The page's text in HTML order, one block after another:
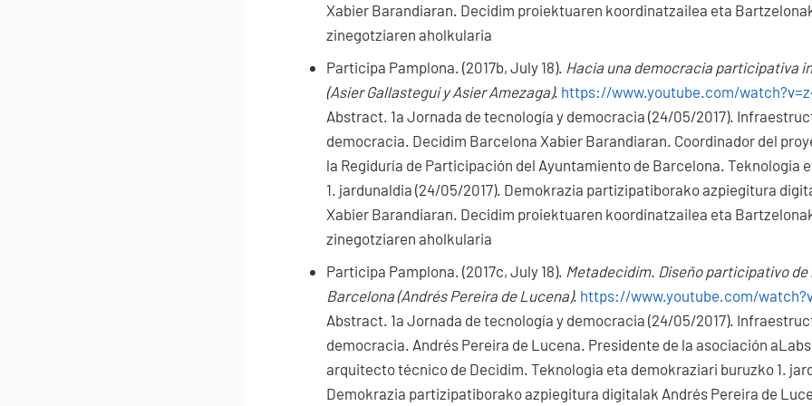
Xabier Barandiaran. Decidim proiektuaren koordinatzailea eta
zinegotziaren aholkularia
Participa Pamplona. (2017b, July 18). Hacia una democracia participativa
(Asier Gallastegui y Asier Amezaga). https://www.youtube.com/
Abstract. 1a Jornada de tecnología y democracia (24/05/2017).
democracia. Decidim Barcelona Xabier Barandiaran. Coordinador del
la Regiduría de Participación del Ayuntamiento de Barcelona. Teknologia
1. jardunaldia (24/05/2017). Demokrazia partizipatiborako azpiegitura
Xabier Barandiaran. Decidim proiektuaren koordinatzailea eta
zinegotziaren aholkularia
Participa Pamplona. (2017c, July 18). Metadecidim. Diseño participativo
Barcelona (Andrés Pereira de Lucena). https://www.youtube.com/
Abstract. 1a Jornada de tecnología y democracia (24/05/2017).
democracia. Andrés Pereira de Lucena. Presidente de la asociación
arquitecto técnico de Decidim. Teknologia eta demokraziari buruzko 1.
Demokrazia partizipatiborako azpiegitura digitalak Andrés Pereira de